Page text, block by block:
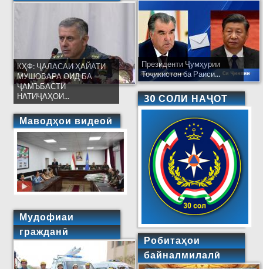
КҲФ: ҶАЛАСАИ ҲАЙАТИ
МУШОВАРА ОИД БА
ҶАМЪБАСТИ
НАТИҶАҲОИ...
Маводҳои видеоӣ
Мудофиаи
гражданӣ
Президенти Ҷумҳурии
Тоҷикистон ба Раиси...
30 СОЛИ НАҶОТ
Робитаҳои
байналмилалӣ